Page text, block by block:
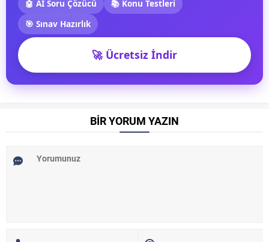
🤖 AI Soru Çözücü
📚 Konu Testleri
🎯 Sınav Hazırlık
🚀 Ücretsiz İndir
BİR YORUM YAZIN